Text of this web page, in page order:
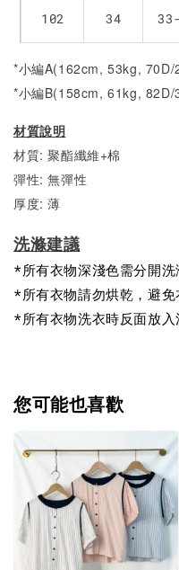
102 34
*小編A(162cm, 53kg, 70D/
*小編B(158cm, 61kg,
材質說明
材質: 聚酯纖維+棉
彈性: 無彈性
厚度: 薄
洗滌建議
*所有衣物深淺色需分開洗
*所有衣物請勿烘乾，避免
*所有衣物洗衣時反面放入
您可能也喜歡